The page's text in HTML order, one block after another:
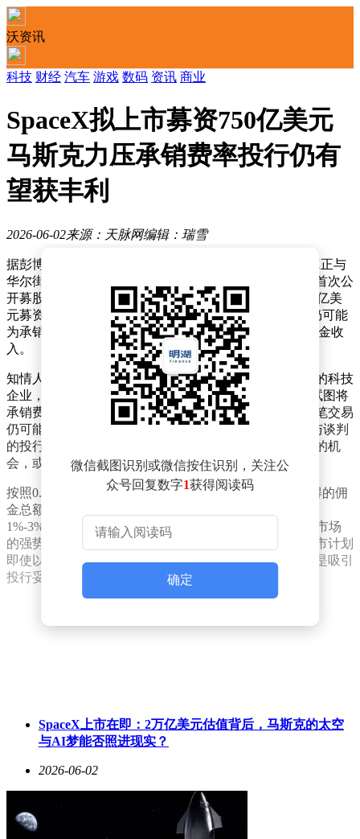
沃资讯
科技 财经 汽车 游戏 数码 资讯 商业
SpaceX拟上市募资750亿美元
马斯克力压承销费率投行仍有
望获丰利
2026-06-02来源：天脉网编辑：瑞雪
据彭博社最新消息，埃隆·马斯克掌舵的科技巨头SpaceX正与
华尔街多家顶级投行展开密集谈判，试图将即将启动的首次公
开募股（IPO）承销费率压至历史新低。这场涉及约750亿美
元募资规模的上市计划，若按0.75%以下的费率计算，仍可能
为承销机构带来约5亿美元（约合人民币33.9亿元）的佣金收
入。
知情人士透露，这家同时布局航天发射与人工智能领域的科技
企业，计划在本月正式启动IPO程序。尽管马斯克团队试图将
承销费用控制在极低水平，但以当前募资规模估算，这笔交易
仍可能跻身华尔街史上最大规模IPO承销业务之列。参与谈判
的投行面临两难选择：接受低费率换取参与标志性项目的机
会，或放弃这单可能改写行业纪录的生意。
按照0.75%的费率上限计算，承销机构从这笔交易中获得的佣
金总额仍将达到5亿美元量级。这一数字与常规IPO市场
1%-3%的费率标准形成鲜明对比，显示出SpaceX在金融市场
的强势议价能力。市场分析人士指出，如此大规模的上市计划
即使以折扣费率执行，其绝对收益仍相当可观，这或许是吸引
投行妥协的关键因素。
微信截图识别或微信按住识别，关注公
众号回复数字1获得阅读码
确定
SpaceX上市在即：2万亿美元估值背后，马斯克的太空
与AI梦能否照进现实？
2026-06-02